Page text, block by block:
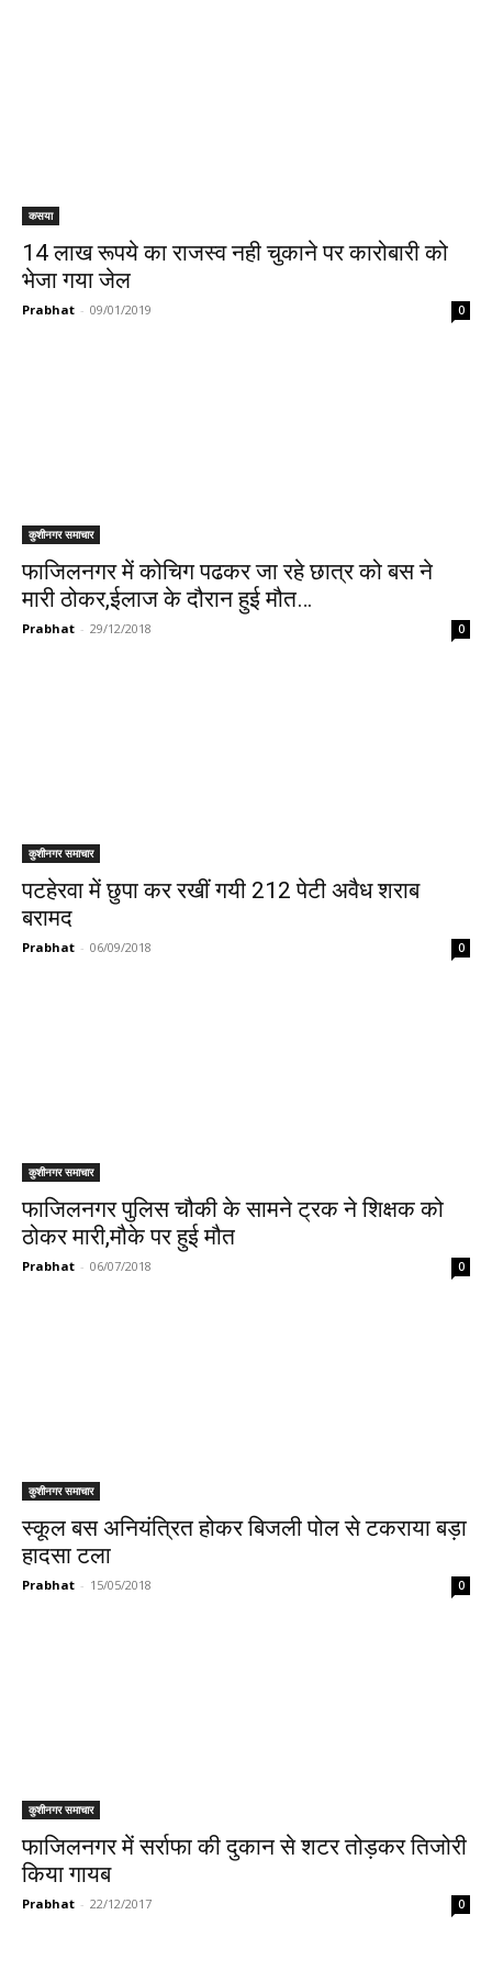
कसया
14 लाख रूपये का राजस्व नही चुकाने पर कारोबारी को
भेजा गया जेल
Prabhat - 09/01/2019 0
कुशीनगर समाचार
फाजिलनगर में कोचिग पढकर जा रहे छात्र को बस ने
मारी ठोकर,ईलाज के दौरान हुई मौत…
Prabhat - 29/12/2018 0
कुशीनगर समाचार
पटहेरवा में छुपा कर रखीं गयी 212 पेटी अवैध शराब
बरामद
Prabhat - 06/09/2018 0
कुशीनगर समाचार
फाजिलनगर पुलिस चौकी के सामने ट्रक ने शिक्षक को
ठोकर मारी,मौके पर हुई मौत
Prabhat - 06/07/2018 0
कुशीनगर समाचार
स्कूल बस अनियंत्रित होकर बिजली पोल से टकराया बड़ा
हादसा टला
Prabhat - 15/05/2018 0
कुशीनगर समाचार
फाजिलनगर में सर्राफा की दुकान से शटर तोड़कर तिजोरी
किया गायब
Prabhat - 22/12/2017 0